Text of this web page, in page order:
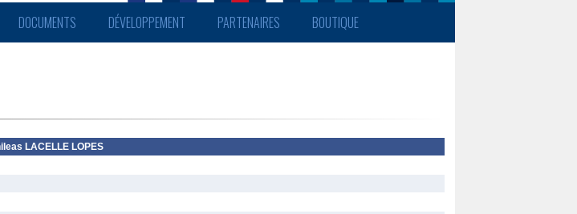
DOCUMENTS DÉVELOPPEMENT PARTENAIRES BOUTIQUE
LACELLE LOPES